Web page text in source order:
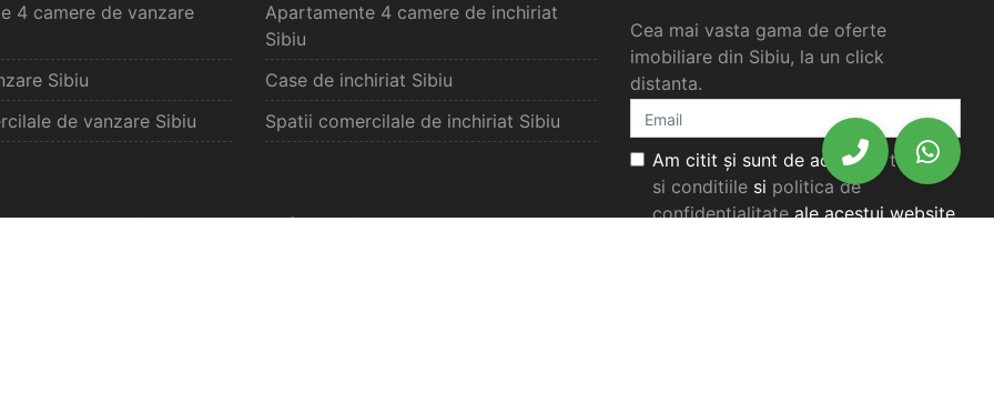
4 camere de vanzare
Sibiu
de vanzare Sibiu
Selimbar
Apartamente 4 camere de inchiriat
Sibiu
Case de inchiriat Sibiu
Spatii comercilale de inchiriat Sibiu
Oferte inchiriat Selimbar
Cea mai vasta gama de oferte
imobiliare din Sibiu, la un click
distanta.
Am citit și sunt de acord cutermenii
si conditiilesi politica de
confidențialitateale acestui website.